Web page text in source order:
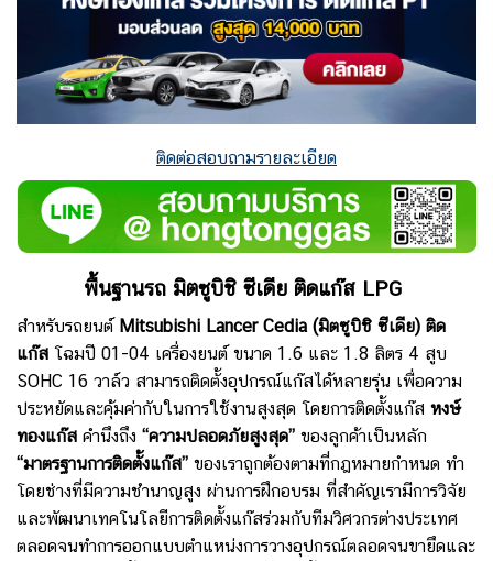
ติดต่อสอบถามรายละเอียด
พื้นฐานรถ มิตซูบิชิ ซีเดีย ติดแก๊ส LPG
สำหรับรถยนต์ Mitsubishi Lancer Cedia(มิตซูบิชิ ซีเดีย) ติด
แก๊ส โฉมปี 01-04 เครื่องยนต์ ขนาด 1.6 และ 1.8 ลิตร 4 สูบ
SOHC 16 วาล์ว สามารถติดตั้งอุปกรณ์แก๊สได้หลายรุ่น เพื่อความ
ประหยัดและคุ้มค่ากับในการใช้งานสูงสุด โดยการติดตั้งแก๊ส หงษ์
ทองแก๊ส คำนึงถึง “ความปลอดภัยสูงสุด” ของลูกค้าเป็นหลัก
“มาตรฐานการติดตั้งแก๊ส” ของเราถูกต้องตามที่กฎหมายกำหนด ทำ
โดยช่างที่มีความชำนาญสูง ผ่านการฝึกอบรม ที่สำคัญเรามีการวิจัย
และพัฒนาเทคโนโลยีการติดตั้งแก๊สร่วมกับทีมวิศวกรต่างประเทศ
ตลอดจนทำการออกแบบตำแหน่งการวางอุปกรณ์ตลอดจนขายึดและ